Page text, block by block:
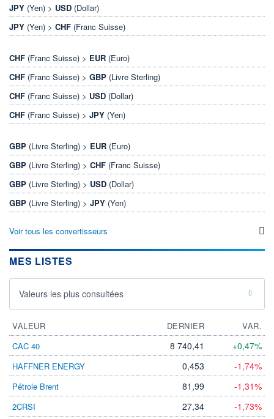
JPY (Yen) > USD (Dollar)
JPY (Yen) > CHF (Franc Suisse)
CHF (Franc Suisse) > EUR (Euro)
CHF (Franc Suisse) > GBP (Livre Sterling)
CHF (Franc Suisse) > USD (Dollar)
CHF (Franc Suisse) > JPY (Yen)
GBP (Livre Sterling) > EUR (Euro)
GBP (Livre Sterling) > CHF (Franc Suisse)
GBP (Livre Sterling) > USD (Dollar)
GBP (Livre Sterling) > JPY (Yen)
Voir tous les convertisseurs
MES LISTES
Valeurs les plus consultées
VALEUR DERNIER
VAR.
CAC 40
8 740,41 +0,47%
HAFFNER ENERGY 0,453 -1,74%
Pétrole Brent 81,99 -1,31%
2CRSI 27,34 -1,73%